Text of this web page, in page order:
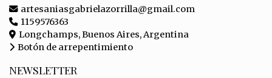
artesaniasgabrielazorrilla@gmail.com
1159576363
Longchamps, Buenos Aires, Argentina
Botón de arrepentimiento
NEWSLETTER